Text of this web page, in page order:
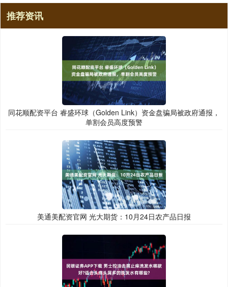
推荐资讯
同花顺配资平台 睿盛环球（Golden Link）资金盘骗局被政府通报，
单割会员高度预警
美通美配资官网 光大期货：10月24日农产品日报